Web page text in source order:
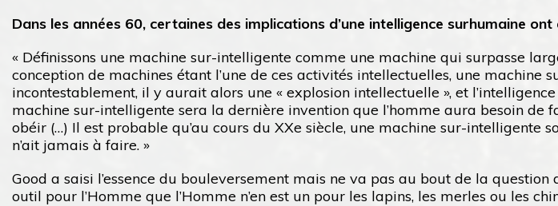
Dans les années 60, certaines des implications d’une intelligence surhumaine
« Définissons une machine sur-intelligente comme une machine qui surpasse
conception de machines étant l’une de ces activités intellectuelles, une
incontestablement, il y aurait alors une « explosion intellectuelle », et
machine sur-intelligente sera la dernière invention que l’homme aura besoin
obéir (…) Il est probable qu’au cours du XXe siècle, une machine sur-intelligente
n’ait jamais à faire. »
Good a saisi l’essence du bouleversement mais ne va pas au bout de la
outil pour l’Homme que l’Homme n’en est un pour les lapins, les merles ou les